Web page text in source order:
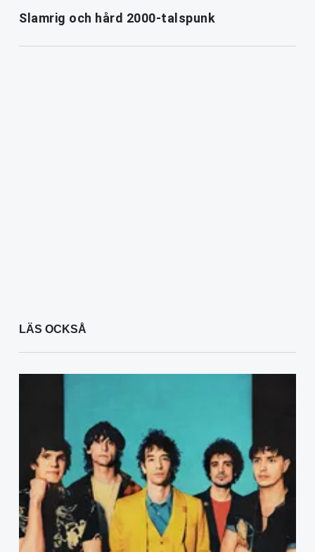
Slamrig och hård 2000-talspunk
LÄS OCKSÅ